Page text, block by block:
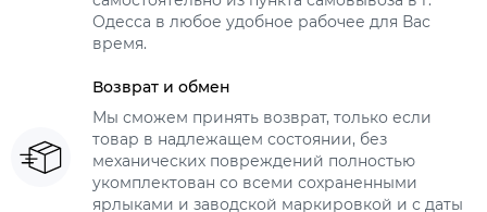
Одесса в любое удобное рабочее для Вас
время.
Возврат и обмен
Мы сможем принять возврат, только если
товар в надлежащем состоянии, без
механических повреждений полностью
укомплектован со всеми сохраненными
ярлыками и заводской маркировкой и с даты